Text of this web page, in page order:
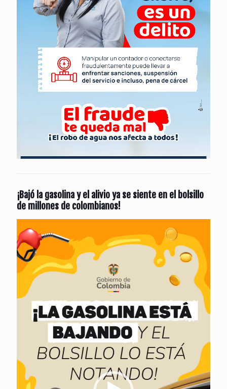
¡Bajó la gasolina y el alivio ya se siente en el bolsillo
de millones de colombianos!
de
vídeo